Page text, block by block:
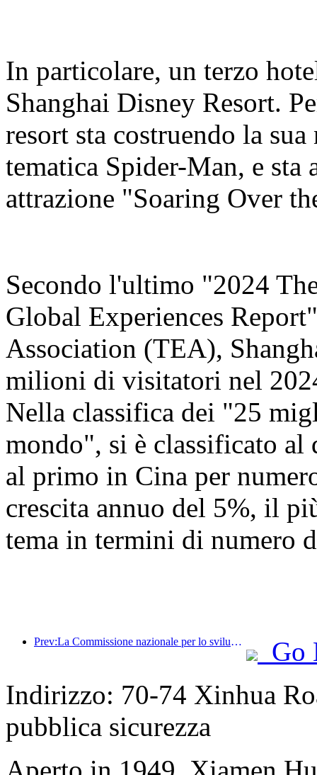
In particolare, un terzo
Shanghai Disney Resort.
resort sta costruendo la
tematica Spider-Man, e sta
attrazione "Soaring Over
Secondo l'ultimo "2024
Global Experiences
Association (TEA),
milioni di visitatori nel
Nella classifica dei "25
mondo", si è classificato
al primo in Cina per
crescita annuo del 5%, il
tema in termini di numero
Prev:La Commissione nazionale per lo sviluppo e la riforma ha pubblicato il primo lotto di 49 destinazioni sportive all'aperto di alta qualità
Go
Indirizzo: 70-74 Xinhua
pubblica sicurezza